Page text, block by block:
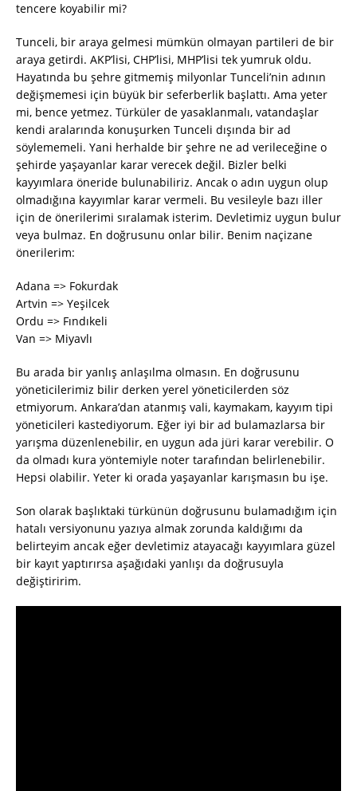
tencere koyabilir mi?
Tunceli, bir araya gelmesi mümkün olmayan partileri de bir
araya getirdi. AKP’lisi, CHP’lisi, MHP’lisi tek yumruk oldu.
Hayatında bu şehre gitmemiş milyonlar Tunceli’nin adının
değişmemesi için büyük bir seferberlik başlattı. Ama yeter
mi, bence yetmez. Türküler de yasaklanmalı, vatandaşlar
kendi aralarında konuşurken Tunceli dışında bir ad
söylememeli. Yani herhalde bir şehre ne ad verileceğine o
şehirde yaşayanlar karar verecek değil. Bizler belki
kayyımlara öneride bulunabiliriz. Ancak o adın uygun olup
olmadığına kayyımlar karar vermeli. Bu vesileyle bazı iller
için de önerilerimi sıralamak isterim. Devletimiz uygun bulur
veya bulmaz. En doğrusunu onlar bilir. Benim naçizane
önerilerim:
Adana => Fokurdak
Artvin => Yeşilcek
Ordu => Fındıkeli
Van => Miyavlı
Bu arada bir yanlış anlaşılma olmasın. En doğrusunu
yöneticilerimiz bilir derken yerel yöneticilerden söz
etmiyorum. Ankara’dan atanmış vali, kaymakam, kayyım tipi
yöneticileri kastediyorum. Eğer iyi bir ad bulamazlarsa bir
yarışma düzenlenebilir, en uygun ada jüri karar verebilir. O
da olmadı kura yöntemiyle noter tarafından belirlenebilir.
Hepsi olabilir. Yeter ki orada yaşayanlar karışmasın bu işe.
Son olarak başlıktaki türkünün doğrusunu bulamadığım için
hatalı versiyonunu yazıya almak zorunda kaldığımı da
belirteyim ancak eğer devletimiz atayacağı kayyımlara güzel
bir kayıt yaptırırsa aşağıdaki yanlışı da doğrusuyla
değiştiririm.